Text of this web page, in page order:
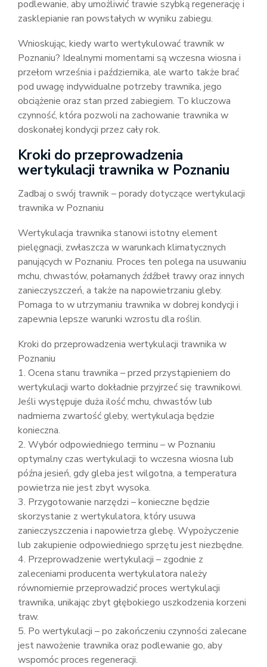
podlewanie, aby umożliwić trawie szybką regenerację i
zasklepianie ran powstałych w wyniku zabiegu.
Wnioskując, kiedy warto wertykulować trawnik w
Poznaniu? Idealnymi momentami są wczesna wiosna i
przełom września i października, ale warto także brać
pod uwagę indywidualne potrzeby trawnika, jego
obciążenie oraz stan przed zabiegiem. To kluczowa
czynność, która pozwoli na zachowanie trawnika w
doskonałej kondycji przez cały rok.
Kroki do przeprowadzenia
wertykulacji trawnika w Poznaniu
Zadbaj o swój trawnik – porady dotyczące wertykulacji
trawnika w Poznaniu
Wertykulacja trawnika stanowi istotny element
pielęgnacji, zwłaszcza w warunkach klimatycznych
panujących w Poznaniu. Proces ten polega na usuwaniu
mchu, chwastów, połamanych źdźbeł trawy oraz innych
zanieczyszczeń, a także na napowietrzaniu gleby.
Pomaga to w utrzymaniu trawnika w dobrej kondycji i
zapewnia lepsze warunki wzrostu dla roślin.
Kroki do przeprowadzenia wertykulacji trawnika w
Poznaniu
1. Ocena stanu trawnika – przed przystąpieniem do
wertykulacji warto dokładnie przyjrzeć się trawnikowi.
Jeśli występuje duża ilość mchu, chwastów lub
nadmierna zwartość gleby, wertykulacja będzie
konieczna.
2. Wybór odpowiedniego terminu – w Poznaniu
optymalny czas wertykulacji to wczesna wiosna lub
późna jesień, gdy gleba jest wilgotna, a temperatura
powietrza nie jest zbyt wysoka.
3. Przygotowanie narzędzi – konieczne będzie
skorzystanie z wertykulatora, który usuwa
zanieczyszczenia i napowietrza glebę. Wypożyczenie
lub zakupienie odpowiedniego sprzętu jest niezbędne.
4. Przeprowadzenie wertykulacji – zgodnie z
zaleceniami producenta wertykulatora należy
równomiernie przeprowadzić proces wertykulacji
trawnika, unikając zbyt głębokiego uszkodzenia korzeni
traw.
5. Po wertykulacji – po zakończeniu czynności zalecane
jest nawożenie trawnika oraz podlewanie go, aby
wspomóc proces regeneracji.